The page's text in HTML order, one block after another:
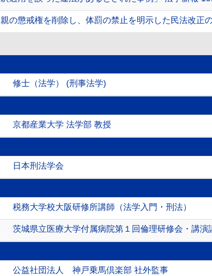
親の懲戒権を削除し、体罰の禁止を明示した民法改正
修士（法学） (刑事法学)
京都産業大学 法学部 教授
日本刑法学会
税務大学校大阪研修所講師（法学入門・刑法）
茨城県立医療大学付属病院第１回倫理研修会・講演
公益社団法人 神戸乗馬倶楽部 社外監事